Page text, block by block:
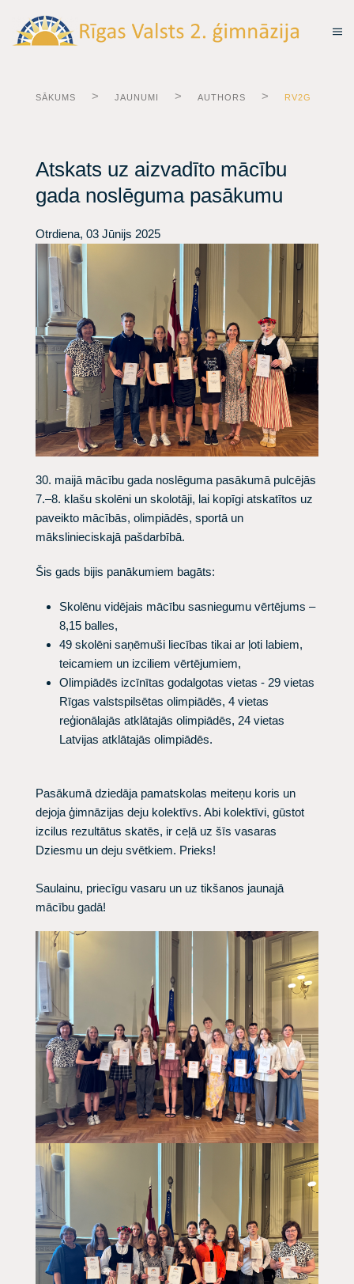
SĀKUMS JAUNUMI AUTHORS RV2G
Atskats uz aizvadīto mācību
gada noslēguma pasākumu
Otrdiena, 03 Jūnijs 2025
30. maijā mācību gada noslēguma pasākumā pulcējās
7.–8. klašu skolēni un skolotāji, lai kopīgi atskatītos uz
paveikto mācībās, olimpiādēs, sportā un
mākslinieciskajā pašdarbībā.
Šis gads bijis panākumiem bagāts:
Skolēnu vidējais mācību sasniegumu vērtējums –
8,15 balles,
49 skolēni saņēmuši liecības tikai ar ļoti labiem,
teicamiem un izciliem vērtējumiem,
Olimpiādēs izcīnītas godalgotas vietas - 29 vietas
Rīgas valstspilsētas olimpiādēs, 4 vietas
reģionālajās atklātajās olimpiādēs, 24 vietas
Latvijas atklātajās olimpiādēs.
Pasākumā dziedāja pamatskolas meiteņu koris un
dejoja ģimnāzijas deju kolektīvs. Abi kolektīvi, gūstot
izcilus rezultātus skatēs, ir ceļā uz šīs vasaras
Dziesmu un deju svētkiem. Prieks!
Saulainu, priecīgu vasaru un uz tikšanos jaunajā
mācību gadā!